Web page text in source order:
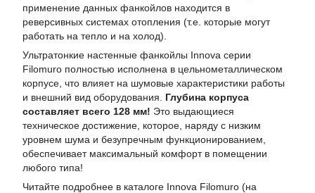
применение данных фанкойлов находится в
реверсивных системах отопления (т.е. которые могут
работать на тепло и на холод).
Ультратонкие настенные фанкойлы Innova серии
Filomuro полностью исполнена в цельнометаллическом
корпусе, что влияет на шумовые характеристики работы
и внешний вид оборудования. Глубина корпуса
составляет всего 128 мм! Это выдающиеся
техническое достижение, которое, наряду с низким
уровнем шума и безупречным функционированием,
обеспечивает максимальный комфорт в помещении
любого типа!
Читайте подробнее в каталоге Innova Filomuro (на